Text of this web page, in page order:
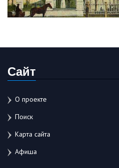
Сайт
О проекте
Поиск
Карта сайта
Афиша